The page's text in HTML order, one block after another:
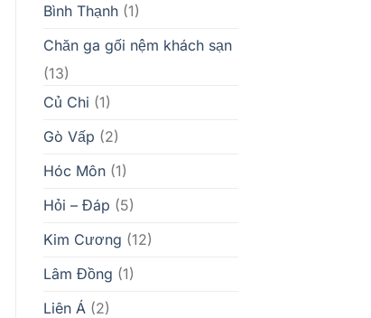
Bình Thạnh(1)
Chăn ga gối nệm khách sạn
(13)
Củ Chi (1)
Gò Vấp (2)
Hóc Môn(1)
Hỏi – Đáp (5)
Kim Cương (12)
Lâm Đồng (1)
Liên Á (2)